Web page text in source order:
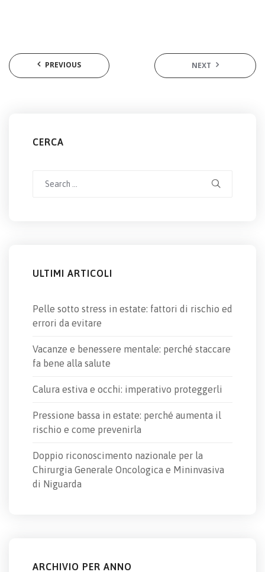
PREVIOUS NEXT
CERCA
ULTIMI ARTICOLI
Pelle sotto stress in estate: fattori di rischio ed
errori da evitare
Vacanze e benessere mentale: perché staccare
fa bene alla salute
Calura estiva e occhi: imperativo proteggerli
Pressione bassa in estate: perché aumenta il
rischio e come prevenirla
Doppio riconoscimento nazionale per la
Chirurgia Generale Oncologica e Mininvasiva
di Niguarda
ARCHIVIO PER ANNO